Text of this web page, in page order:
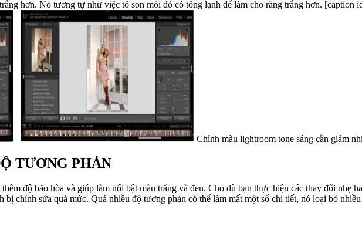
thấy rằng nó làm cho người
Chỉnh màu lightroom tone sáng cần giảm
TƯƠNG PHẢN
độ bão hòa và giúp làm nổi bật màu trắng và đen. Cho dù bạn thực hiện các thay đổi nhẹ
bị chỉnh sửa quá mức. Quá nhiều độ tương phản có thể làm mất một số chi tiết, nó loại bỏ